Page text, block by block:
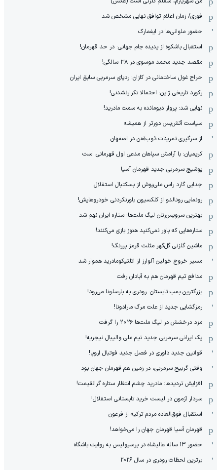
فوری/ زمان اعلام توافق نهایی مشخص شد
حضور ملوانی‌ها در ایفمارک
استقبال باشکوه از پدیده جام جهانی: در حد قهرمان!
مقصد جدید محمد موسوی در ٣٨ سالگی!
حراج غول ساختمانی در کازان: ردپای سرمربی سابق ایران
رکورد تاریخی ژاپن: احتمالا تکرارنشدنی!
نهایی شد: پرواز دیومانده به سمت مادرید!
سیاست آتش‌بس دورتر از همیشه
از سرگیری تمرینات ذوب‌آهن در اصفهان
کریمیان: با آرامش سپاهان مدعی اول قهرمانی است
پوشیچ سرمربی جدید قهرمان آسیا
جدایی گارد راس ملی‌پوش از بسکتبال استقلال
رونمایی رونالدو از کلکسیون باورنکردنی خودروهایش!
بهترین سرویس‌زنان لیگ ملت‌ها: ستاره ایران نهم شد
ستاره‌هایی که باور نمی‌کنید هنوز بازی می‌کنند!
ماشین گلزنی گل‌گهر مثلث قرمز پررنگ!
مسیر خروج خولین آلوارز از اتلتیکومادرید هموار شد
مدافع تیم قهرمان هم به آبادان رفت
بزرگترین بمب تابستان: رودری به بارسلونا می‌رود!
رمزگشایی جدید از علت مرگ مارادونا!
مزد درخشش در لیگ ملت‌ها ٢٠٢۶ را گرفت
یک ایرانی سرمربی جدید تیم ملی والیبال نیجریه!
قوانین جدید داوری در فصل جدید فوتبال اروپا!
وقتی گربیج سرمربی، در زمین هم قهرمان جهان بود
افزایش تردیدها: مادرید چشم انتظار ستاره گرانقیمت!
سردار آزمون در لیست خرید تابستانی استقلال!
استقبال فوق‌‌العاده مردم ترکیه از فرعون
قهرمان آسیا قهرمان جهان را می‌خواهد!
حضور 13 ساله عالیشاه در پرسپولیس به روایت باشگاه
برترین لحظات رودری در سال 2026